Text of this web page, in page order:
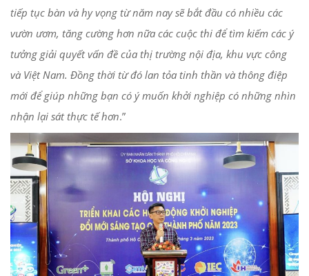
tiếp tục bàn và hy vọng từ năm nay sẽ bắt đầu có nhiều các
vườn ươm, tăng cường hơn nữa các cuộc thi để tìm kiếm các ý
tưởng giải quyết vấn đề của thị trường nội địa, khu vực công
và Việt Nam. Đồng thời từ đó lan tỏa tinh thần và thông điệp
mới để giúp những bạn có ý muốn khởi nghiệp có những nhìn
nhận lại sát thực tế hơn.”